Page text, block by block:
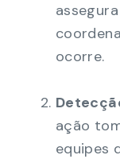
ocorre.
ação
equipes